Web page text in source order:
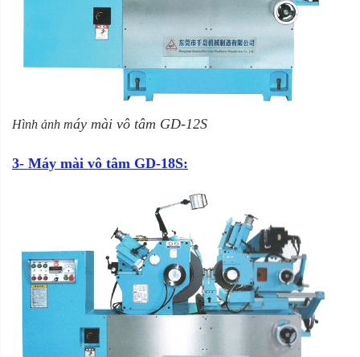
Hình ảnh máy mài vô tâm GD-12S
3- Máy mài vô tâm GD-18S: